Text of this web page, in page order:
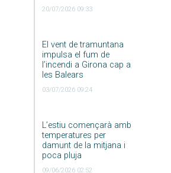
20/07/2026 09:33
El vent de tramuntana
impulsa el fum de
l’incendi a Girona cap a
les Balears
03/07/2026 09:24
L’estiu començarà amb
temperatures per
damunt de la mitjana i
poca pluja
09/06/2026 02:52